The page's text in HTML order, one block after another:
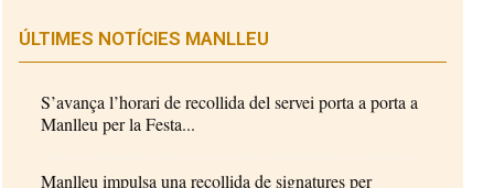
ÚLTIMES NOTÍCIES MANLLEU
S’avança l’horari de recollida del servei porta a porta a
Manlleu per la Festa...
Manlleu impulsa una recollida de signatures per